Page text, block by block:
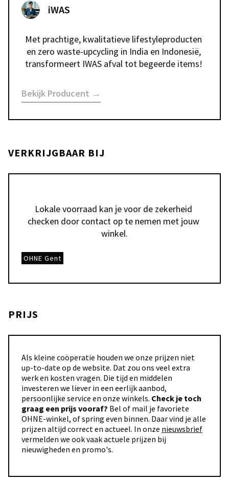
iWAS
Met prachtige, kwalitatieve lifestyleproducten
en zero waste-upcycling in India en Indonesië,
transformeert IWAS afval tot begeerde items!
Bekijk Producent →
VERKRIJGBAAR BIJ
Lokale voorraad kan je voor de zekerheid
checken door contact op te nemen met jouw
winkel.
OHNE Gent
PRIJS
Als kleine coöperatie houden we onze prijzen niet
up-to-date op de website. Dat zou ons veel extra
werk en kosten vragen. Die tijd en middelen
investeren we liever in een eerlijk aanbod,
persoonlijke service en onze winkels. Check je toch
graag een prijs vooraf? Bel of mail je favoriete
OHNE-winkel, of spring even binnen. Daar vind je alle
prijzen altijd correct en actueel. In onze nieuwsbrief
vermelden we ook vaak actuele prijzen bij
nieuwigheden en promo's.